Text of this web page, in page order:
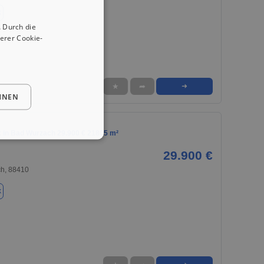
★ ➦ ➜
in Bad Wurzach 29.900 € 21805 m²
29.900 €
88410
die
Cookie-